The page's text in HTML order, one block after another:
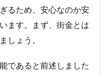
るため、安心なのか安
ます。まず、街金とは
しょう。
であると前述しました